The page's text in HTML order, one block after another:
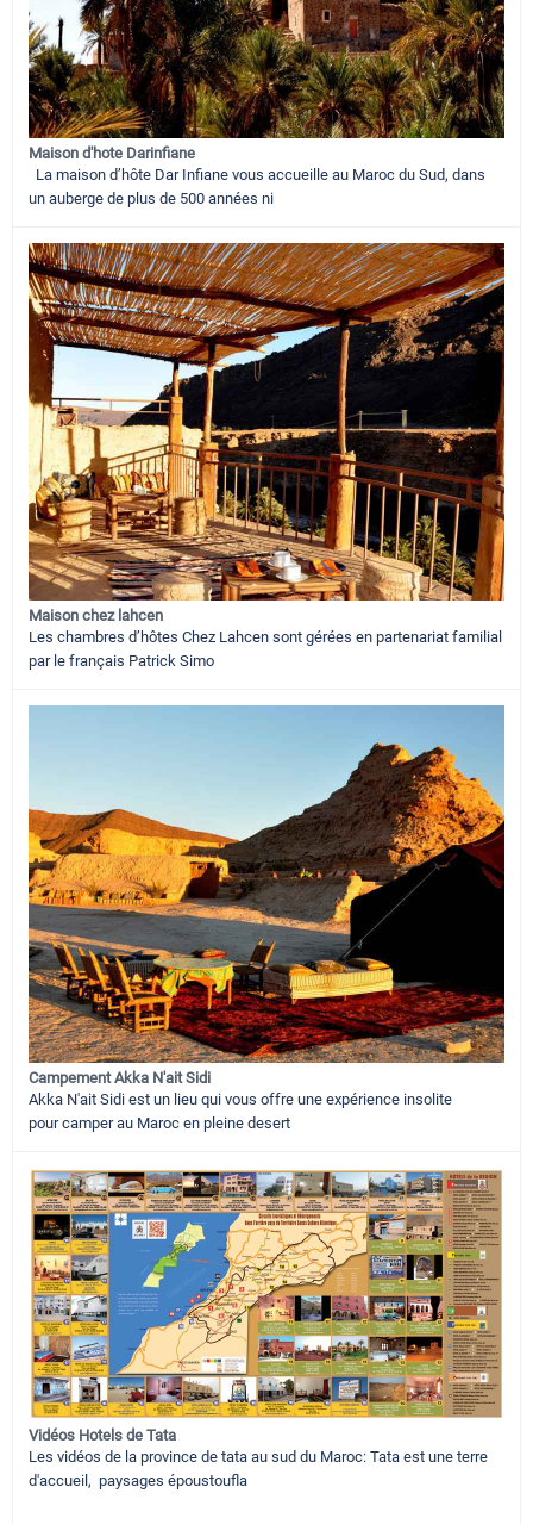
Maison d'hote Darinfiane
La maison d’hôte Dar Infiane vous accueille au Maroc du Sud, dans
un auberge de plus de 500 années ni
Maison chez lahcen
Les chambres d’hôtes Chez Lahcen sont gérées en partenariat familial
par le français Patrick Simo
Campement Akka N'ait Sidi
Akka N'ait Sidi est un lieu qui vous offre une expérience insolite
pour camper au Maroc en pleine desert
Vidéos Hotels de Tata
Les vidéos de la province de tata au sud du Maroc: Tata est une terre
d'accueil, paysages époustoufla